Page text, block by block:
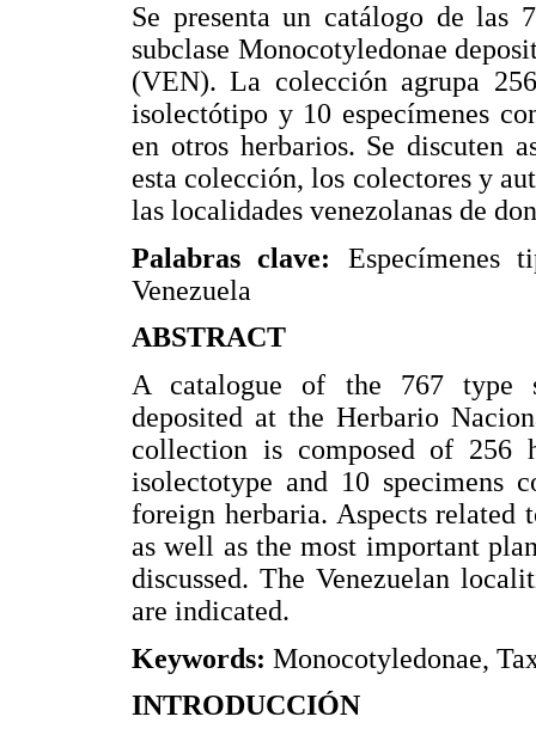
Se presenta un catálogo de las
subclase Monocotyledonae
(VEN). La colección agrupa
isolectótipo y 10 especímenes
en otros herbarios. Se discuten
esta colección, los colectores y
las localidades venezolanas de
Palabras clave: Especímenes
Venezuela
ABSTRACT
A catalogue of the 767 type
deposited at the Herbario
collection is composed of 256
isolectotype and 10 specimens
foreign herbaria. Aspects
as well as the most important
discussed. The Venezuelan
are indicated.
Keywords: Monocotyledonae,
INTRODUCCIÓN